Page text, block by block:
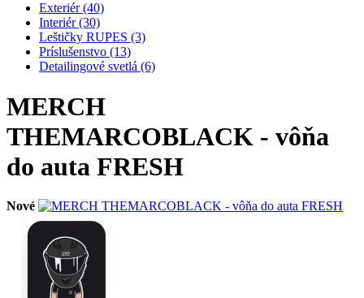
Exteriér (40)
Interiér (30)
Leštičky RUPES (3)
Príslušenstvo (13)
Detailingové svetlá (6)
MERCH
THEMARCOBLACK - vôňa
do auta FRESH
Nové